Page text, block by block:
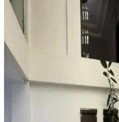
Küçük ve Garip Şekilli
ve Estetik Halı Seçimi
Küçük ve garip şekilli girişlerde
modüler halılarla estetik ve işlevsel
düzenleyicilerle alan düzeni
Boho Maksimalist Oturma
Bitkiler ve Renklerin Rolü
Boho maksimalist oturma